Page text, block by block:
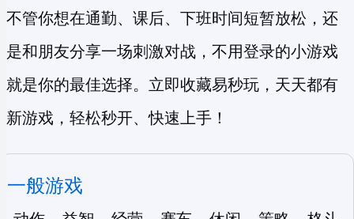
不管你想在通勤、课后、下班时间短暂放松，还
是和朋友分享一场刺激对战，不用登录的小游戏
就是你的最佳选择。立即收藏易秒玩，天天都有
新游戏，轻松秒开、快速上手！
一般游戏